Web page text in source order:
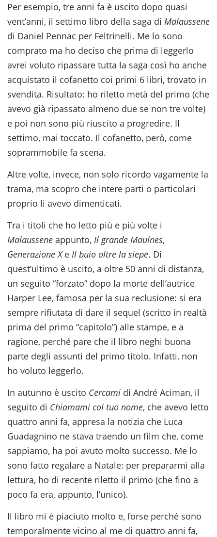
Per esempio, tre anni fa è uscito dopo quasi
vent’anni, il settimo libro della saga di Malaussene
di Daniel Pennac per Feltrinelli. Me lo sono
comprato ma ho deciso che prima di leggerlo
avrei voluto ripassare tutta la saga così ho anche
acquistato il cofanetto coi primi 6 libri, trovato in
svendita. Risultato: ho riletto metà del primo (che
avevo già ripassato almeno due se non tre volte)
e poi non sono più riuscito a progredire. Il
settimo, mai toccato. Il cofanetto, però, come
soprammobile fa scena.
Altre volte, invece, non solo ricordo vagamente la
trama, ma scopro che intere parti o particolari
proprio li avevo dimenticati.
Tra i titoli che ho letto più e più volte i
Malaussene appunto, Il grande Maulnes,
Generazione Xe Il buio oltre la siepe. Di
quest’ultimo è uscito, a oltre 50 anni di distanza,
un seguito “forzato” dopo la morte dell’autrice
Harper Lee, famosa per la sua reclusione: si era
sempre rifiutata di dare il sequel (scritto in realtà
prima del primo “capitolo”) alle stampe, e a
ragione, perché pare che il libro neghi buona
parte degli assunti del primo titolo. Infatti, non
ho voluto leggerlo.
In autunno è uscito Cercami di André Aciman, il
seguito di Chiamami col tuo nome, che avevo letto
quattro anni fa, appresa la notizia che Luca
Guadagnino ne stava traendo un film che, come
sappiamo, ha poi avuto molto successo. Me lo
sono fatto regalare a Natale: per prepararmi alla
lettura, ho di recente riletto il primo (che fino a
poco fa era, appunto, l’unico).
Il libro mi è piaciuto molto e, forse perché sono
temporalmente vicino al me di quattro anni fa,